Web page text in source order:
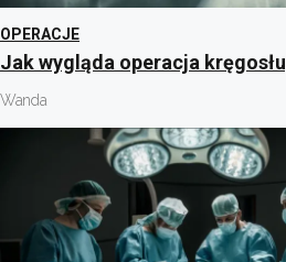
OPERACJE
Jak wygląda operacja
Wanda